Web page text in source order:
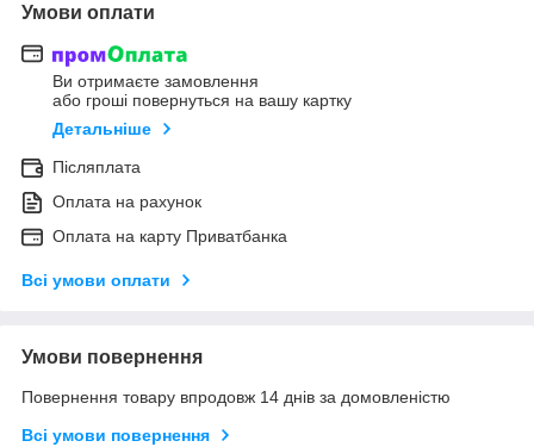
Умови оплати
Ви отримаєте замовлення
або гроші повернуться на вашу картку
Детальніше
Післяплата
Оплата на рахунок
Оплата на карту Приватбанка
Всі умови оплати
Умови повернення
Повернення товару впродовж 14 днів за домовленістю
Всі умови повернення